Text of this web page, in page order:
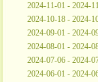
2024-11-01 - 2024-
2024-10-18 - 2024-
2024-09-01 - 2024-
2024-08-01 - 2024-
2024-07-06 - 2024-
2024-06-01 - 2024-